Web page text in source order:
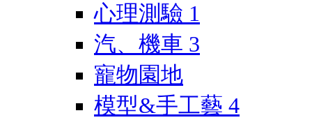
心理測驗 1
汽、機車 3
寵物園地
模型&手工藝 4